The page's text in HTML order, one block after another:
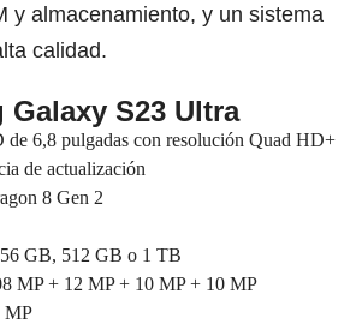
y almacenamiento, y un sistema
calidad.
Galaxy S23 Ultra
6,8 pulgadas con resolución Quad HD+
de actualización
8 Gen 2
GB, 512 GB o 1 TB
MP + 12 MP + 10 MP + 10 MP
MP